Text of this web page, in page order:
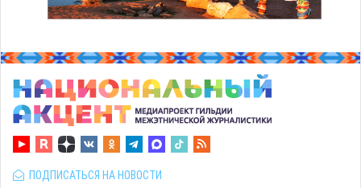
ПОДПИСАТЬСЯ НА НОВОСТИ